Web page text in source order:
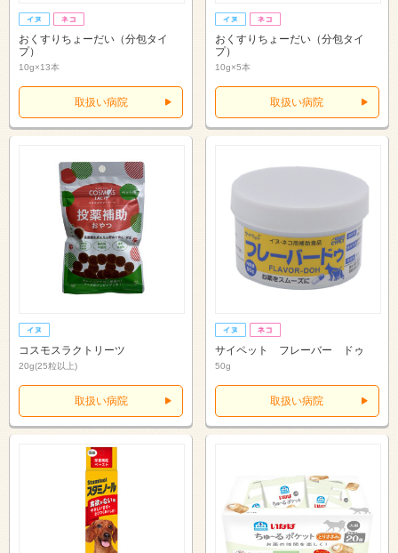
おくすりちょーだい（分包タイ
プ）
10g×13本
取扱い病院
おくすりちょーだい（分包タイ
プ）
10g×5本
取扱い病院
コスモスラクトリーツ
20g(25粒以上)
取扱い病院
サイペット フレーバー ドゥ
50g
取扱い病院